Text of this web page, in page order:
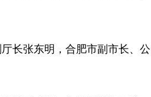
长张东明，合肥市副市长、公